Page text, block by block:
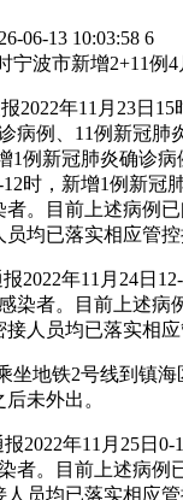
06-13 10:03:58 6
宁波市新增2+11例
2022年11月23日
病例、11例新冠肺
1例新冠肺炎确诊
时，新增1例新冠
。目前上述病例
均已落实相应管控
2022年11月24日
染者。目前上述病
人员均已落实相应
坐地铁2号线到镇海
未外出。
2022年11月25日
者。目前上述病例
人员均已落实相应